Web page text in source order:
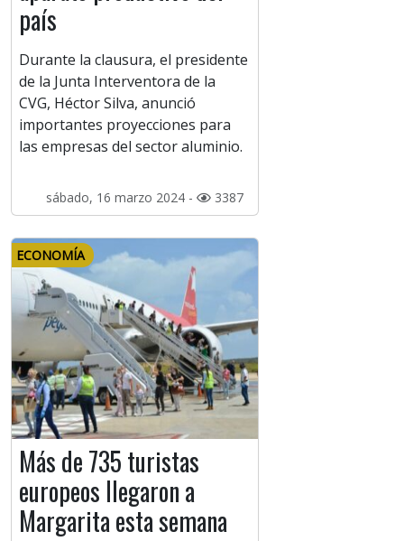
país
Durante la clausura, el presidente
de la Junta Interventora de la
CVG, Héctor Silva, anunció
importantes proyecciones para
las empresas del sector aluminio.
sábado, 16 marzo 2024 - 3387
ECONOMÍA
Más de 735 turistas
europeos llegaron a
Margarita esta semana